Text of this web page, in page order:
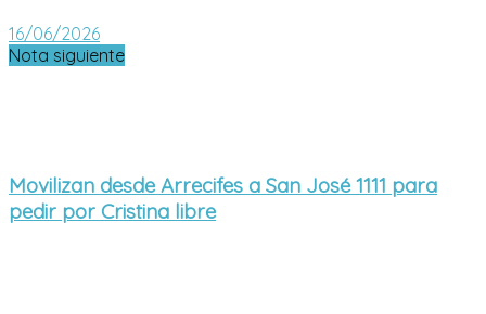
16/06/2026
Nota siguiente
Movilizan desde Arrecifes a San José 1111 para
pedir por Cristina libre